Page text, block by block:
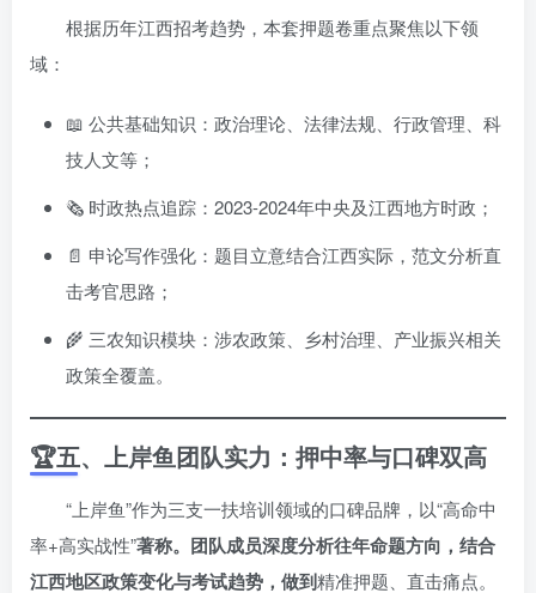
根据历年江西招考趋势，本套押题卷重点聚焦以下领
域：
📖 公共基础知识：政治理论、法律法规、行政管理、科
技人文等；
🗞️ 时政热点追踪：2023-2024年中央及江西地方时政；
📄 申论写作强化：题目立意结合江西实际，范文分析直
击考官思路；
🌾 三农知识模块：涉农政策、乡村治理、产业振兴相关
政策全覆盖。
🏆五、上岸鱼团队实力：押中率与口碑双高
“上岸鱼”作为三支一扶培训领域的口碑品牌，以“高命中
率+高实战性”著称。团队成员深度分析往年命题方向，结合
江西地区政策变化与考试趋势，做到精准押题、直击痛点。